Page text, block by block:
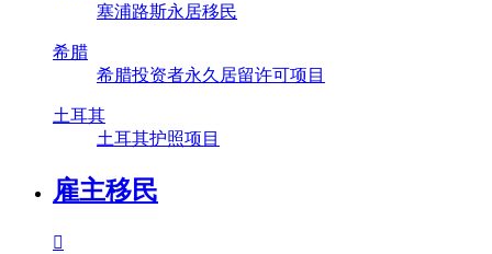
塞浦路斯永居移民
希腊
希腊投资者永久居留许可项目
土耳其
土耳其护照项目
雇主移民
